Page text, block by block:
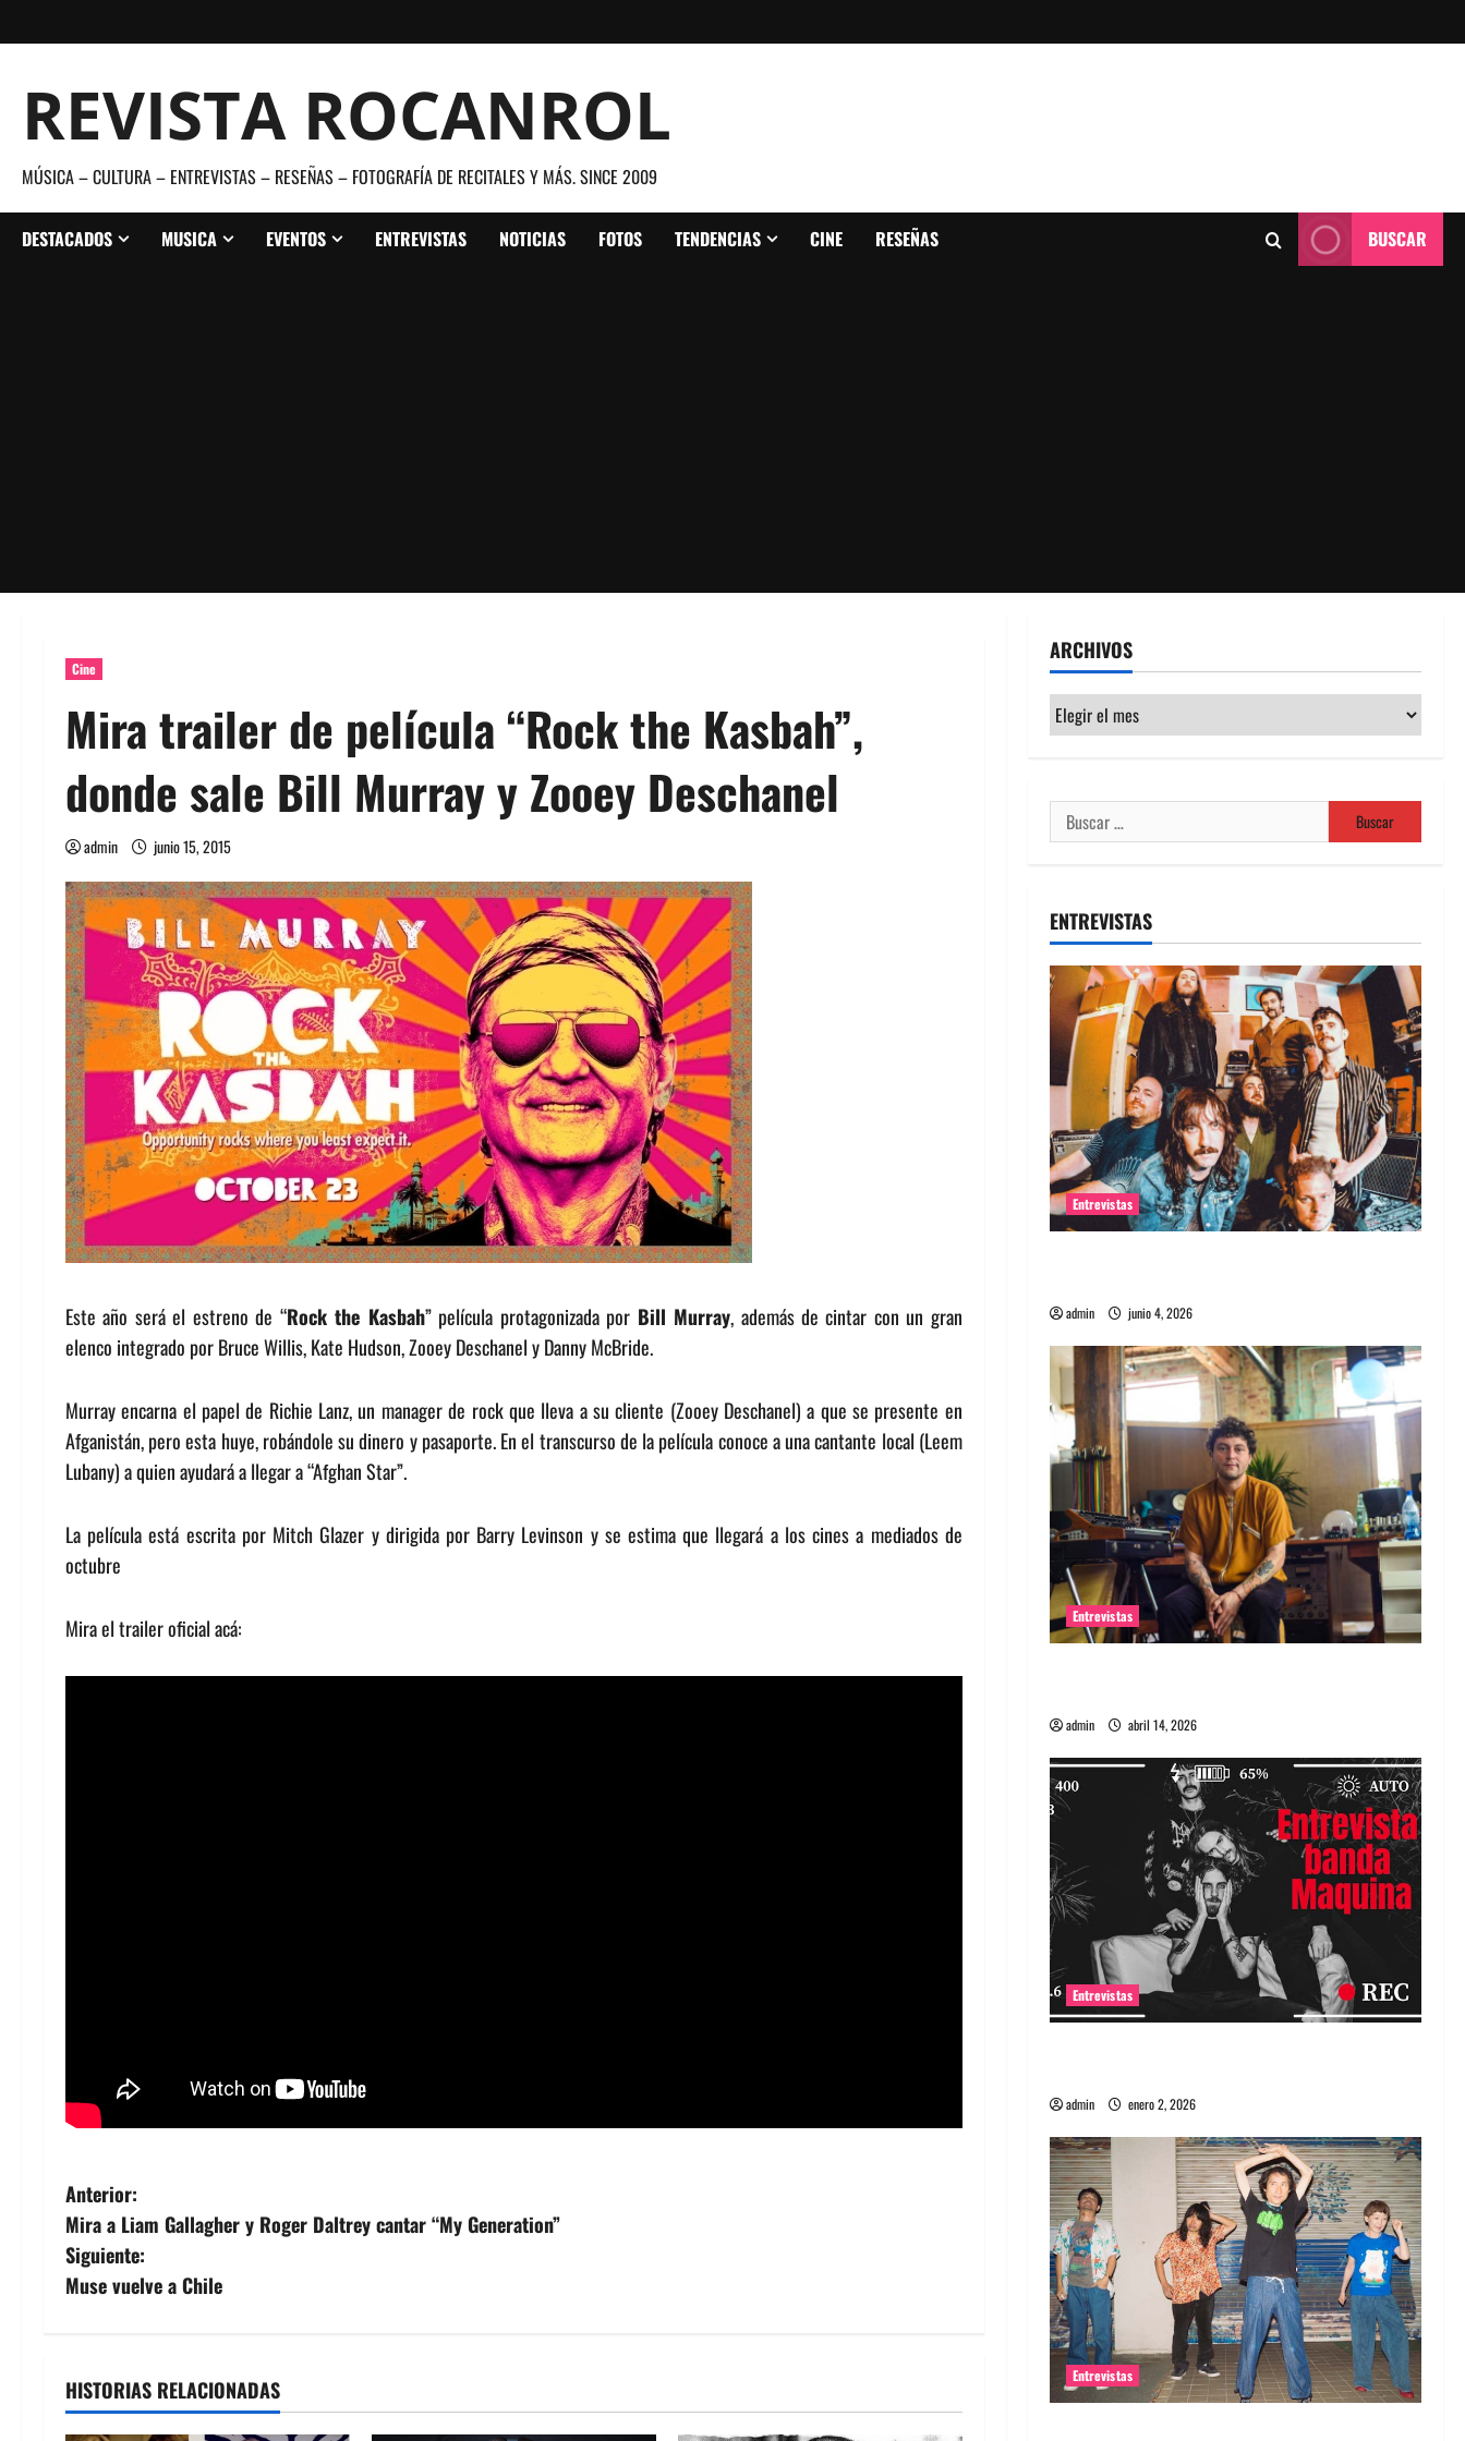
al
REVISTA ROCANROL
MÚSICA – CULTURA – ENTREVISTAS – RESEÑAS – FOTOGRAFÍA DE RECITALES Y MÁS. SINCE 2009
DESTACADOS MUSICA EVENTOS ENTREVISTAS NOTICIAS FOTOS TENDENCIAS CINE RESEÑAS BUSCAR
Cine
Mira trailer de película “Rock the Kasbah”,
donde sale Bill Murray y Zooey Deschanel
admin junio 15, 2015
Este año será el estreno de “Rock the Kasbah” película protagonizada por Bill Murray, además de cintar con un gran
elenco integrado por Bruce Willis, Kate Hudson, Zooey Deschanel y Danny McBride.
Murray encarna el papel de Richie Lanz, un manager de rock que lleva a su cliente (Zooey Deschanel) a que se presente en
Afganistán, pero esta huye, robándole su dinero y pasaporte. En el transcurso de la película conoce a una cantante local (Leem
Lubany) a quien ayudará a llegar a “Afghan Star”.
La película está escrita por Mitch Glazer y dirigida por Barry Levinson y se estima que llegará a los cines a mediados de
octubre
Mira el trailer oficial acá:
N
a
v
g
a
Anterior:
Mira a Liam Gallagher y Roger Daltrey cantar “My Generation”
Siguiente:
Muse vuelve a Chile
HISTORIAS RELACIONADAS
ARCHIVOS
Archivos
Buscar:
ENTREVISTAS
Entrevistas
admin junio 4, 2026
Entrevistas
admin abril 14, 2026
Entrevistas
admin enero 2, 2026
Entrevistas